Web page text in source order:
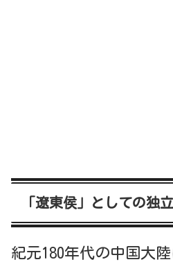
「遼東侯」としての独
紀元180年代の中国大陸